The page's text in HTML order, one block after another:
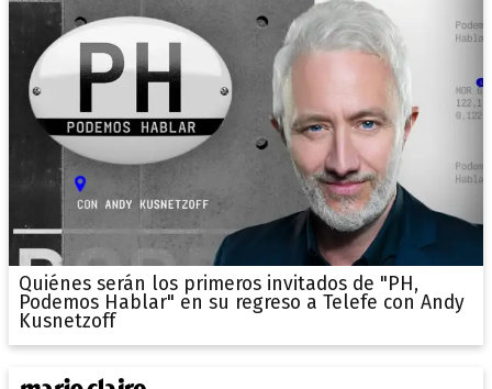
Quiénes serán los primeros invitados de "PH,
Podemos Hablar" en su regreso a Telefe con Andy
Kusnetzoff